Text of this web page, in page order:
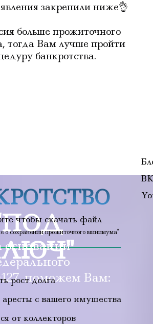
закрепили ниже👌
больше прожиточного
тогда Вам лучше пройти
банкротства.
чтобы скачать файл
о сохранении прожиточного минимума"
аресты с вашего имущества
от коллекторов
рост долга
основании
поможем Вам: